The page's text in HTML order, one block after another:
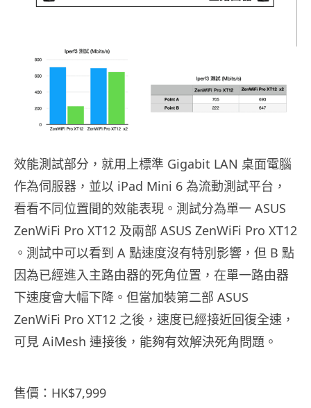
效能測試部分，就用上標準 Gigabit LAN 桌面電腦
作為伺服器，並以 iPad Mini 6 為流動測試平台，
看看不同位置間的效能表現。測試分為單一 ASUS
ZenWiFi Pro XT12 及兩部 ASUS ZenWiFi Pro XT12
。測試中可以看到 A 點速度沒有特別影響，但 B 點
因為已經進入主路由器的死角位置，在單一路由器
下速度會大幅下降。但當加裝第二部 ASUS
ZenWiFi Pro XT12 之後，速度已經接近回復全速，
可見 AiMesh 連接後，能夠有效解決死角問題。
售價：HK$7,999